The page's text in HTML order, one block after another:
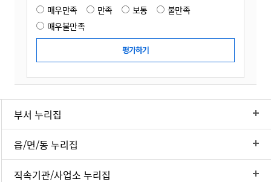
매우만족 만족 보통
불만족
매우불만족
부서 누리집
읍/면/동 누리집
직속기관/사업소 누리집